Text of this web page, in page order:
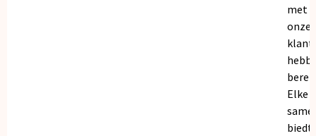
met
onze
Elke
biedt